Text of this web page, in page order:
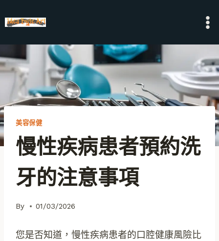
to
美容保健
慢性疾病患者預約洗
牙的注意事項
By 01/03/2026
您是否知道，慢性疾病患者的口腔健康風險比